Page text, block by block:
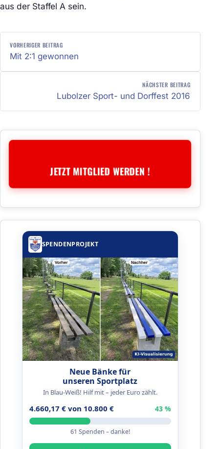
aus der Staffel A sein.
BEITRAGSNAVIGATION
VORHERIGER BEITRAG
Mit 2:1 gewonnen
NÄCHSTER BEITRAG
Lubolzer Sport- und Dorffest 2016
JETZT MITGLIED WERDEN !
SPENDENPROJEKT
Neue Bänke für
unseren Sportplatz
In Blau-Weiß! Hilf mit – jeder Euro zählt.
4.660,17 € von 10.800 € 43 %
61 Spenden – danke!